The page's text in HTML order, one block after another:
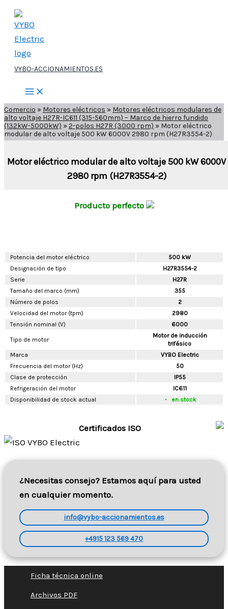
contenido
VYBO-ACCIONAMIENTOS.ES
Comercio » Motores eléctricos » Motores eléctricos modulares de
alto voltaje H27R-IC611 (315-560mm) – Marco de hierro fundido
(132kW-5000kW) » 2-polos H27R (3000 rpm) » Motor eléctrico
modular de alto voltaje 500 kW 6000V 2980 rpm (H27R3554-2)
Motor eléctrico modular de alto voltaje 500 kW 6000V
2980 rpm (H27R3554-2)
Producto perfecto
Potencia del motor eléctrico
500 kW
Designación de tipo
H27R3554-2
Serie
H27R
Tamaño del marco (mm)
355
Número de polos
2
Velocidad del motor (tpm)
2980
Tensión nominal (V)
6000
Tipo de motor
Motor de inducción
trifásico
Marca
VYBO Electric
Frecuencia del motor (Hz)
50
Clase de protección
IP55
Refrigeración del motor
IC611
Disponibilidad de stock actual
en stock
Certificados ISO
¿Necesitas consejo? Estamos aquí para usted
en cualquier momento.
info@vybo-accionamientos.es
+4915 123 569 470
Ficha técnica online
Archivos PDF